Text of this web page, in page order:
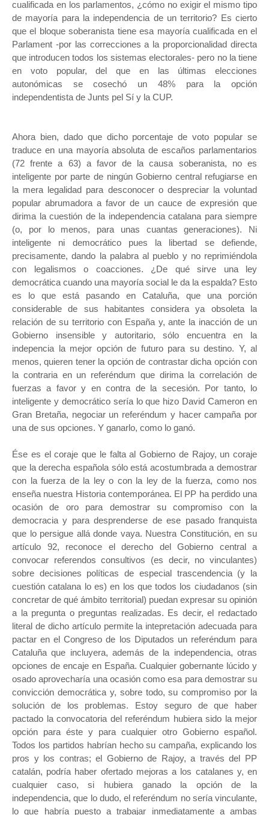
cualificada en los parlamentos, ¿cómo no exigir el mismo tipo
de mayoría para la independencia de un territorio? Es cierto
que el bloque soberanista tiene esa mayoría cualificada en el
Parlament -por las correcciones a la proporcionalidad directa
que introducen todos los sistemas electorales- pero no la tiene
en voto popular, del que en las últimas elecciones
autonómicas se cosechó un 48% para la opción
independentista de Junts pel Sí y la CUP.
Ahora bien, dado que dicho porcentaje de voto popular se
traduce en una mayoría absoluta de escaños parlamentarios
(72 frente a 63) a favor de la causa soberanista, no es
inteligente por parte de ningún Gobierno central refugiarse en
la mera legalidad para desconocer o despreciar la voluntad
popular abrumadora a favor de un cauce de expresión que
dirima la cuestión de la independencia catalana para siempre
(o, por lo menos, para unas cuantas generaciones). Ni
inteligente ni democrático pues la libertad se defiende,
precisamente, dando la palabra al pueblo y no reprimiéndola
con legalismos o coacciones. ¿De qué sirve una ley
democrática cuando una mayoría social le da la espalda? Esto
es lo que está pasando en Cataluña, que una porción
considerable de sus habitantes considera ya obsoleta la
relación de su territorio con España y, ante la inacción de un
Gobierno insensible y autoritario, sólo encuentra en la
indepencia la mejor opción de futuro para su destino. Y, al
menos, quieren tener la opción de contrastar dicha opción con
la contraria en un referéndum que dirima la correlación de
fuerzas a favor y en contra de la secesión. Por tanto, lo
inteligente y democrático sería lo que hizo David Cameron en
Gran Bretaña, negociar un referéndum y hacer campaña por
una de sus opciones. Y ganarlo, como lo ganó.
Ése es el coraje que le falta al Gobierno de Rajoy, un coraje
que la derecha española sólo está acostumbrada a demostrar
con la fuerza de la ley o con la ley de la fuerza, como nos
enseña nuestra Historia contemporánea. El PP ha perdido una
ocasión de oro para demostrar su compromiso con la
democracia y para desprenderse de ese pasado franquista
que lo persigue allá donde vaya. Nuestra Constitución, en su
artículo 92, reconoce el derecho del Gobierno central a
convocar referendos consultivos (es decir, no vinculantes)
sobre decisiones políticas de especial trascendencia (y la
cuestión catalana lo es) en los que todos los ciudadanos (sin
concretar de qué ámbito territorial) puedan expresar su opinión
a la pregunta o preguntas realizadas. Es decir, el redactado
literal de dicho artículo permite la intepretación adecuada para
pactar en el Congreso de los Diputados un referéndum para
Cataluña que incluyera, además de la independencia, otras
opciones de encaje en España. Cualquier gobernante lúcido y
osado aprovecharía una ocasión como esa para demostrar su
convicción democrática y, sobre todo, su compromiso por la
solución de los problemas. Estoy seguro de que haber
pactado la convocatoria del referéndum hubiera sido la mejor
opción para éste y para cualquier otro Gobierno español.
Todos los partidos habrían hecho su campaña, explicando los
pros y los contras; el Gobierno de Rajoy, a través del PP
catalán, podría haber ofertado mejoras a los catalanes y, en
cualquier caso, si hubiera ganado la opción de la
independencia, que lo dudo, el referéndum no sería vinculante,
lo que habría puesto a trabajar inmediatamente a ambas